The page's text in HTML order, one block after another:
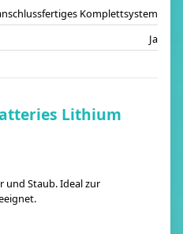
Komplettsystem
Ja
Lithium
und Staub. Ideal zur